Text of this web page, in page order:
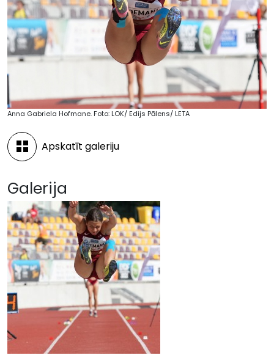
Anna Gabriela Hofmane. Foto: LOK/ Edijs Pālens/ LETA
Apskatīt galeriju
Galerija